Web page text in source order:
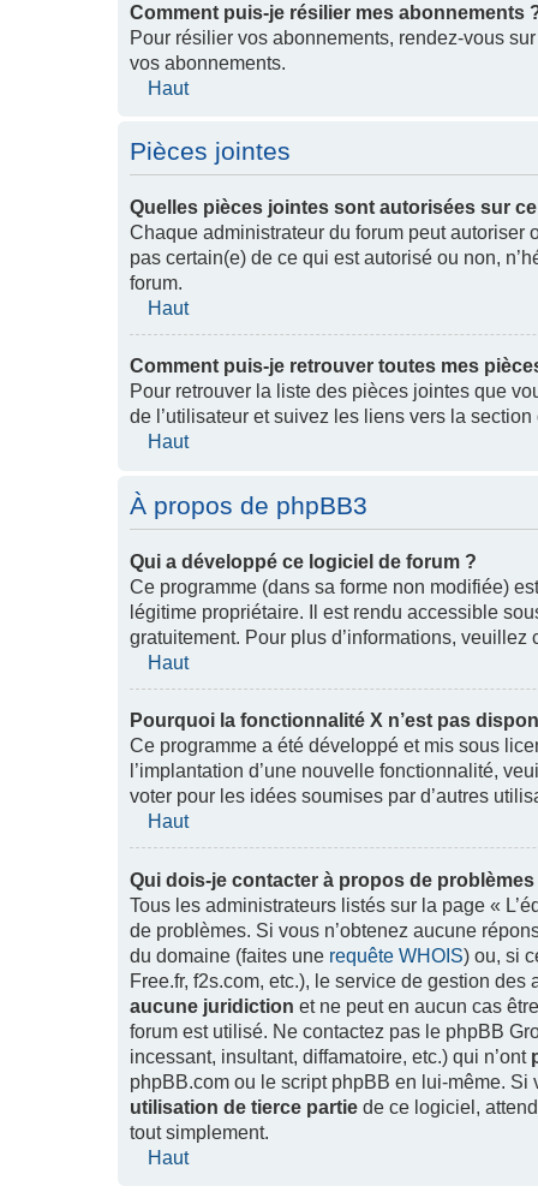
Comment puis-je résilier mes abonnements
Pour résilier vos abonnements, rendez-vous
vos abonnements.
Haut
Pièces jointes
Quelles pièces jointes sont autorisées sur
Chaque administrateur du forum peut autoriser
pas certain(e) de ce qui est autorisé ou non,
forum.
Haut
Comment puis-je retrouver toutes mes
Pour retrouver la liste des pièces jointes que
de l’utilisateur et suivez les liens vers la
Haut
À propos de phpBB3
Qui a développé ce logiciel de forum ?
Ce programme (dans sa forme non modifiée)
légitime propriétaire. Il est rendu accessible
gratuitement. Pour plus d’informations, veuillez
Haut
Pourquoi la fonctionnalité X n’est pas
Ce programme a été développé et mis sous
l’implantation d’une nouvelle fonctionnalité,
voter pour les idées soumises par d’autres
Haut
Qui dois-je contacter à propos de
Tous les administrateurs listés sur la page «
de problèmes. Si vous n’obtenez aucune
du domaine (faites une requête WHOIS) ou, si
Free.fr, f2s.com, etc.), le service de gestion
aucune juridiction et ne peut en aucun cas
forum est utilisé. Ne contactez pas le phpBB
incessant, insultant, diffamatoire, etc.) qui n’ont
phpBB.com ou le script phpBB en lui-même.
utilisation de tierce partie de ce logiciel,
tout simplement.
Haut